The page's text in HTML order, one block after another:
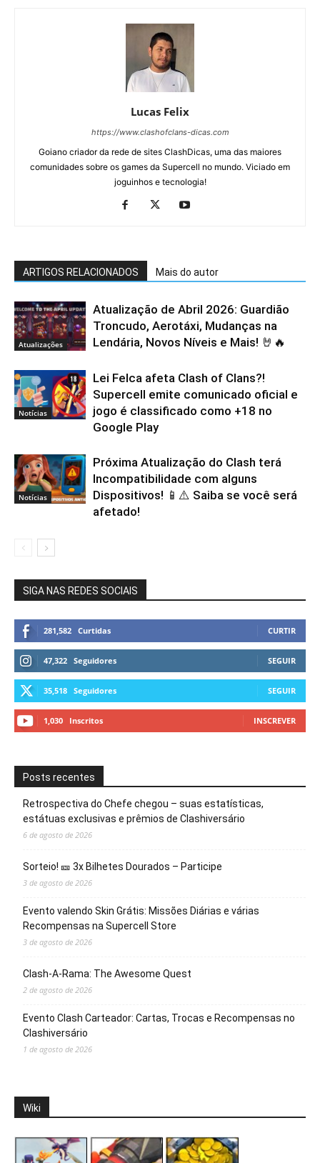
Lucas Felix
https://www.clashofclans-dicas.com
Goiano criador da rede de sites ClashDicas, uma das maiores
comunidades sobre os games da Supercell no mundo. Viciado em
joguinhos e tecnologia!
ARTIGOS RELACIONADOS Mais do autor
Atualizações
Atualização de Abril 2026: Guardião
Troncudo, Aerotáxi, Mudanças na
Lendária, Novos Níveis e Mais! 🤘🔥
Notícias
Lei Felca afeta Clash of Clans?!
Supercell emite comunicado oficial e
jogo é classificado como +18 no
Google Play
Notícias
Próxima Atualização do Clash terá
Incompatibilidade com alguns
Dispositivos! 📱⚠️ Saiba se você será
afetado!
SIGA NAS REDES SOCIAIS
281,582 Curtidas CURTIR
47,322 Seguidores SEGUIR
35,518 Seguidores SEGUIR
1,030 Inscritos INSCREVER
Posts recentes
Retrospectiva do Chefe chegou – suas estatísticas,
estátuas exclusivas e prêmios de Clashiversário
6 de agosto de 2026
Sorteio! 🎫 3x Bilhetes Dourados – Participe
3 de agosto de 2026
Evento valendo Skin Grátis: Missões Diárias e várias
Recompensas na Supercell Store
3 de agosto de 2026
Clash-A-Rama: The Awesome Quest
2 de agosto de 2026
Evento Clash Carteador: Cartas, Trocas e Recompensas no
Clashiversário
1 de agosto de 2026
Wiki